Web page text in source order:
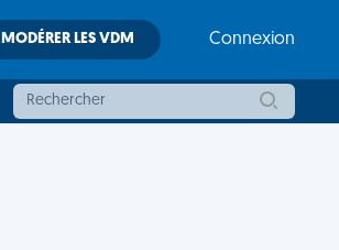
MODÉRER LES VDM Connexion